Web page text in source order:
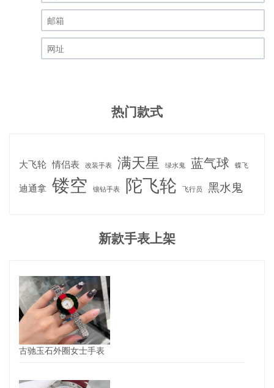
昵称 (必填)
邮箱 (必填)
热门款式
大飞轮 情侣表 改装手表 满天星 绿水鬼 蓝气球 蝶飞
迪通拿 镂空 镶钻手表 陀飞轮 飞行员 黑水鬼
新款手表上架
古驰玉石外圈女士手表